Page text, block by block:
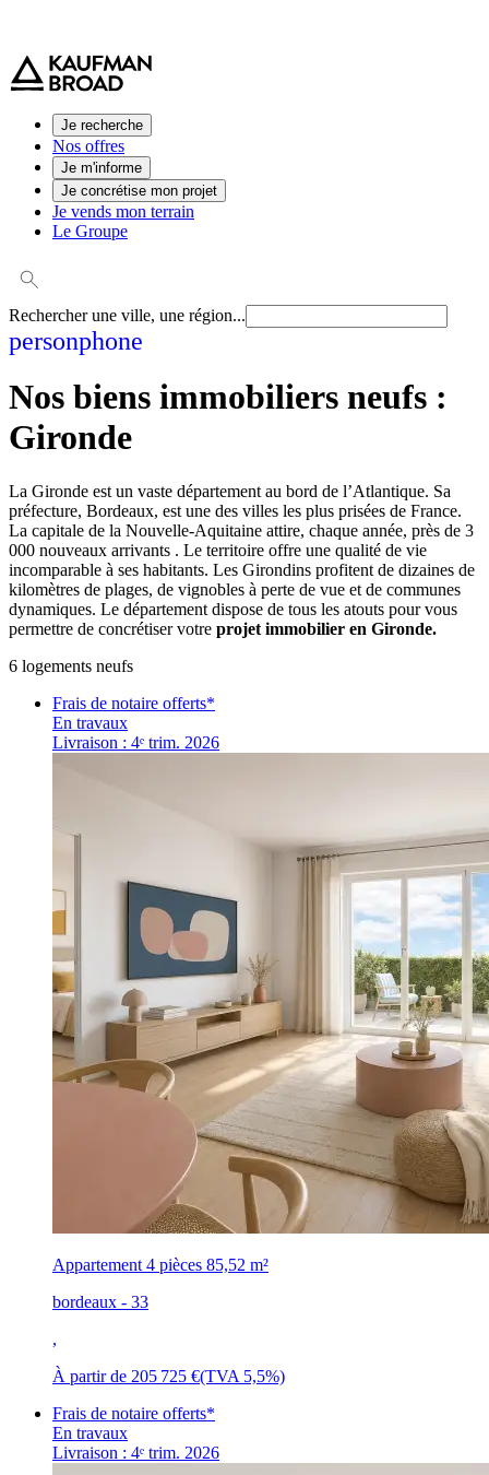
Je recherche
Nos offres
Je m'informe
Je concrétise mon projet
Je vends mon terrain
Le Groupe
Rechercher une ville, une région...
personphone
Nos biens immobiliers neufs :
Gironde
La Gironde est un vaste département au bord de l’Atlantique. Sa
préfecture, Bordeaux, est une des villes les plus prisées de France.
La capitale de la Nouvelle-Aquitaine attire, chaque année, près de 3
000 nouveaux arrivants . Le territoire offre une qualité de vie
incomparable à ses habitants. Les Girondins profitent de dizaines de
kilomètres de plages, de vignobles à perte de vue et de communes
dynamiques. Le département dispose de tous les atouts pour vous
permettre de concrétiser votre projet immobilier en Gironde.
6 logements neufs
Frais de notaire offerts*
En travaux
Livraison : 4ᵉ trim. 2026
Appartement 4 pièces 85,52 m²
bordeaux - 33
,
À partir de 205 725 €(TVA 5,5%)
Frais de notaire offerts*
En travaux
Livraison : 4ᵉ trim. 2026